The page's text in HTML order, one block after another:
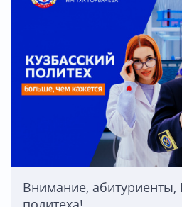
Внимание, абитуриенты,